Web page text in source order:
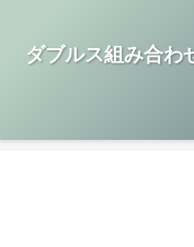
ダブルス組み合わ